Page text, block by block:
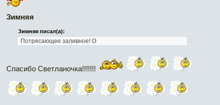
Зимняя
Зимняя писал(а):
Потрясающее заливное! О
Спасибо Светланочка!!!!!!!